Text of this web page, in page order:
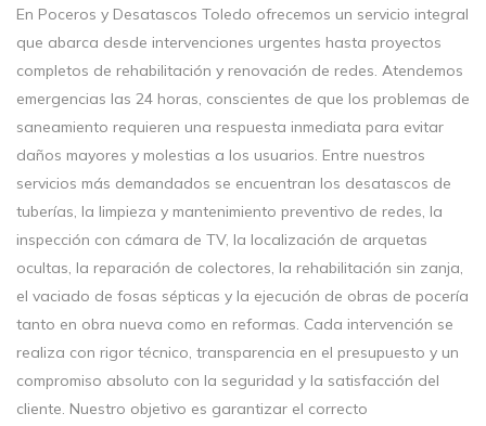
En Poceros y Desatascos Toledo ofrecemos un servicio integral
que abarca desde intervenciones urgentes hasta proyectos
completos de rehabilitación y renovación de redes. Atendemos
emergencias las 24 horas, conscientes de que los problemas de
saneamiento requieren una respuesta inmediata para evitar
daños mayores y molestias a los usuarios. Entre nuestros
servicios más demandados se encuentran los desatascos de
tuberías, la limpieza y mantenimiento preventivo de redes, la
inspección con cámara de TV, la localización de arquetas
ocultas, la reparación de colectores, la rehabilitación sin zanja,
el vaciado de fosas sépticas y la ejecución de obras de pocería
tanto en obra nueva como en reformas. Cada intervención se
realiza con rigor técnico, transparencia en el presupuesto y un
compromiso absoluto con la seguridad y la satisfacción del
cliente. Nuestro objetivo es garantizar el correcto